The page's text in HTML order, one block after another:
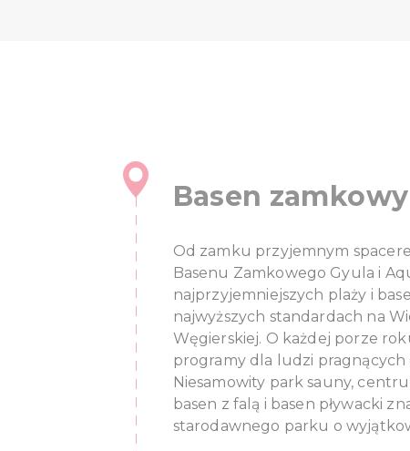
Basen
Od zamku przyjemnym
Basenu Zamkowego Gyula i
najprzyjemniejszych plaży i
najwyższych standardach na
Węgierskiej. O każdej porze
programy dla ludzi pragnących
Niesamowity park sauny,
basen z falą i basen pływacki
starodawnego parku o